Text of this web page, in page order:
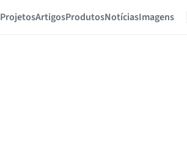
ProjetosArtigosProdutosNotíciasImagens